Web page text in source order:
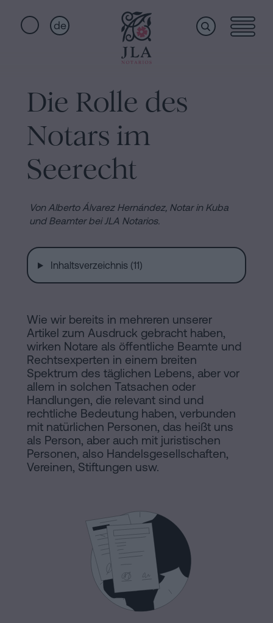
de
Dienstleistungen
Wer
wir
sind
Installationen
Online-
Notariat
Blog
Kontaktieren
Staatsbürgerschaftseid
für
in
Kaufvertrag
in
Hypotheken
eingetragenen
Lebenspartnerschaft
in
Barcelona
Online-
Notariat
Handels-
und
Gesellschaftsrecht
Die Rolle des
Notars im
Seerecht
Von Alberto Álvarez Hernández, Notar in Kuba
und Beamter bei JLA Notarios.
Inhaltsverzeichnis (11)
Wie wir bereits in mehreren unserer
Artikel zum Ausdruck gebracht haben,
wirken Notare als öffentliche Beamte und
Rechtsexperten in einem breiten
Spektrum des täglichen Lebens, aber vor
allem in solchen Tatsachen oder
Handlungen, die relevant sind und
rechtliche Bedeutung haben, verbunden
mit natürlichen Personen, das heißt uns
als Person, aber auch mit juristischen
Personen, also Handelsgesellschaften,
Vereinen, Stiftungen usw.